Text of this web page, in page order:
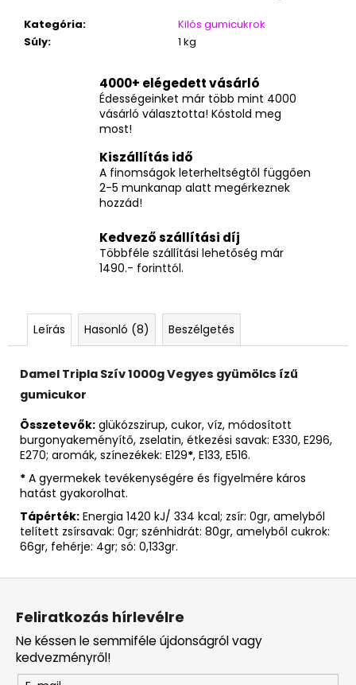
Kategória:
Kilós gumicukrok
Súly: 1 kg
4000+ elégedett vásárló
Édességeinket már több mint 4000
vásárló választotta! Kóstold meg
most!
Kiszállítás idő
A finomságok leterheltségtől függően
2-5 munkanap alatt megérkeznek
hozzád!
Kedvező szállítási díj
Többféle szállítási lehetőség már
1490.- forinttól.
Leírás Hasonló (8) Beszélgetés
Damel Tripla Szív 1000g Vegyes gyümölcs ízű
gumicukor
Összetevők: glükózszirup, cukor, víz, módosított
burgonyakeményítő, zselatin, étkezési savak: E330, E296,
E270; aromák, színezékek: E129*, E133, E516.
* A gyermekek tevékenységére és figyelmére káros
hatást gyakorolhat.
Tápérték: Energia 1420 kJ/ 334 kcal; zsír: 0gr, amelyből
telített zsírsavak: 0gr; szénhidrát: 80gr, amelyből cukrok:
66gr, fehérje: 4gr; só: 0,133gr.
Feliratkozás hírlevélre
Ne késsen le semmiféle újdonságról vagy
kedvezményről!